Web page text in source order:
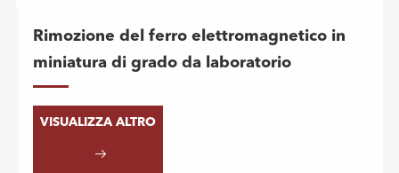
Rimozione del ferro elettromagnetico in
miniatura di grado da laboratorio
VISUALIZZA ALTRO
